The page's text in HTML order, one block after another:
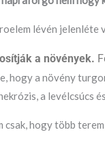
lévén
a növények.
hogy a növény
a levélcsúcs
hogy több